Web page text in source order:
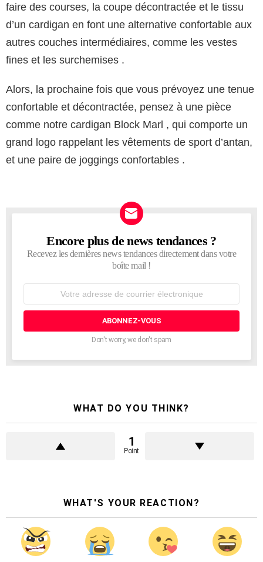
faire des courses, la coupe décontractée et le tissu
d’un cardigan en font une alternative confortable aux
autres couches intermédiaires, comme les vestes
fines et les surchemises .
Alors, la prochaine fois que vous prévoyez une tenue
confortable et décontractée, pensez à une pièce
comme notre cardigan Block Marl , qui comporte un
grand logo rappelant les vêtements de sport d’antan,
et une paire de joggings confortables .
NEWSLETTER
Encore plus de news tendances ?
Recevez les dernières news tendances directement dans votre
boîte mail !
courrier
Don't worry, we don't spam
WHAT DO YOU THINK?
1
Point
WHAT'S YOUR REACTION?